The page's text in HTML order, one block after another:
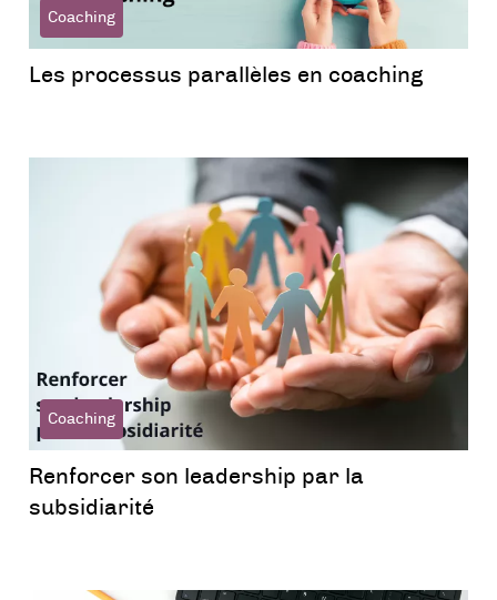
Coaching
Les processus parallèles en coaching
Coaching
Renforcer son leadership par la
subsidiarité